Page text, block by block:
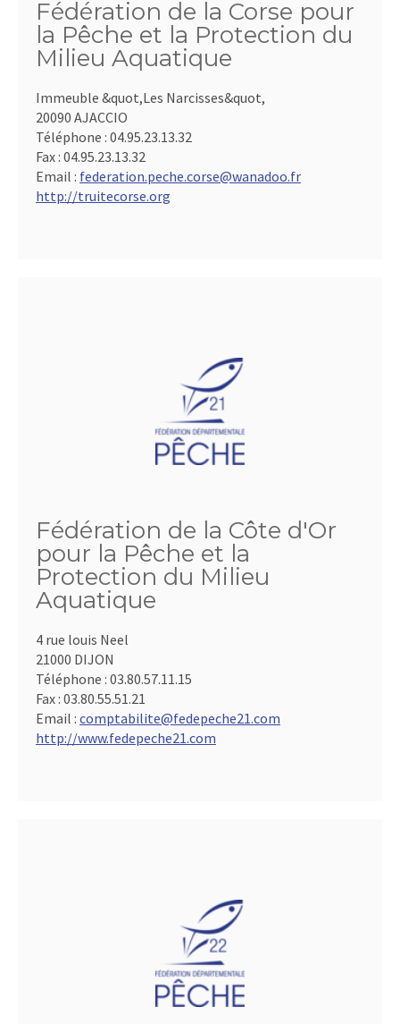
Fédération de la Corse pour
la Pêche et la Protection du
Milieu Aquatique
Immeuble &quot,Les Narcisses&quot,
20090 AJACCIO
Téléphone : 04.95.23.13.32
Fax : 04.95.23.13.32
Email : federation.peche.corse@wanadoo.fr
http://truitecorse.org
Fédération de la Côte d'Or
pour la Pêche et la
Protection du Milieu
Aquatique
4 rue louis Neel
21000 DIJON
Téléphone : 03.80.57.11.15
Fax : 03.80.55.51.21
Email : comptabilite@fedepeche21.com
http://www.fedepeche21.com